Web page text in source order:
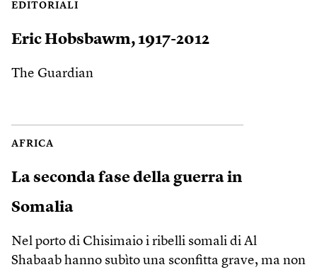
EDITORIALI
Eric Hobsbawm, 1917-2012
The Guardian
AFRICA
La seconda fase della guerra in
Somalia
Nel porto di Chisimaio i ribelli somali di Al
Shabaab hanno subìto una sconfitta grave, ma non